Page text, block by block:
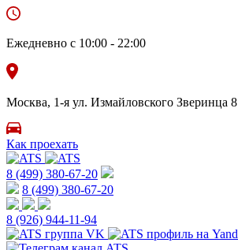
Ежедневно с 10:00 - 22:00
Москва, 1-я ул. Измайловского Зверинца 8
Как проехать
8 (499) 380-67-20
8 (499) 380-67-20
8 (926) 944-11-94